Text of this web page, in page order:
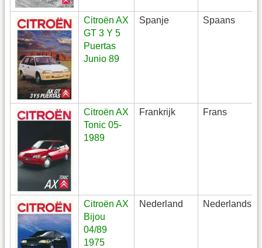
Citroën AX
GT 3 Y 5
Puertas
Junio 89
Spanje Spaans
Citroën AX
Tonic 05-
1989
Frankrijk Frans
Citroën AX
Bijou
04/89
1975
Nederland Nederlands